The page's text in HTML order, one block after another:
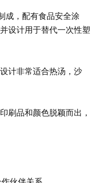
成，配有食品安全涂
设计用于替代一次性塑
计非常适合热汤，沙
刷品和颜色脱颖而出，